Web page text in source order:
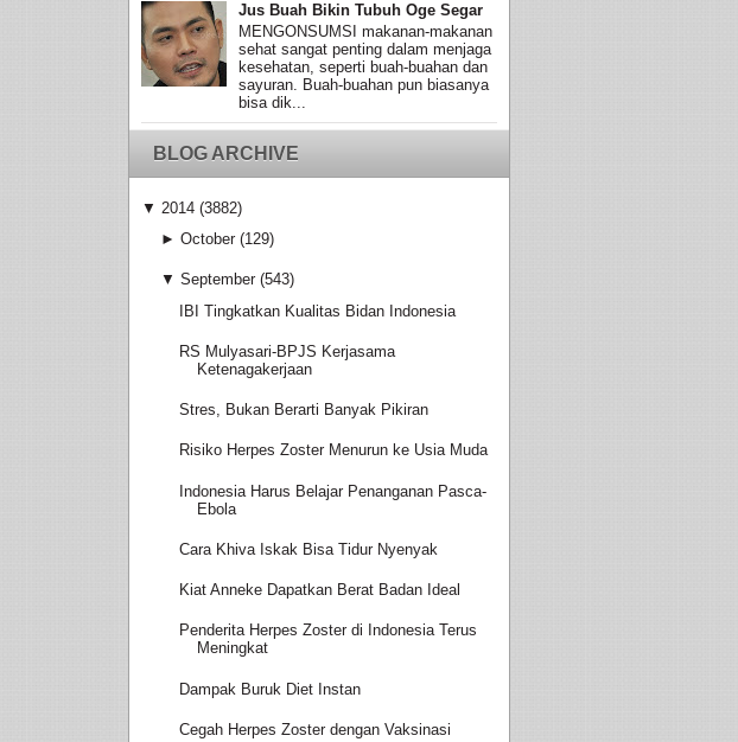
Jus Buah Bikin Tubuh Oge Segar
MENGONSUMSI makanan-makanan
sehat sangat penting dalam menjaga
kesehatan, seperti buah-buahan dan
sayuran. Buah-buahan pun biasanya
bisa dik...
BLOG ARCHIVE
▼ 2014 (3882)
► October (129)
▼ September (543)
IBI Tingkatkan Kualitas Bidan Indonesia
RS Mulyasari-BPJS Kerjasama
Ketenagakerjaan
Stres, Bukan Berarti Banyak Pikiran
Risiko Herpes Zoster Menurun ke Usia Muda
Indonesia Harus Belajar Penanganan Pasca-
Ebola
Cara Khiva Iskak Bisa Tidur Nyenyak
Kiat Anneke Dapatkan Berat Badan Ideal
Penderita Herpes Zoster di Indonesia Terus
Meningkat
Dampak Buruk Diet Instan
Cegah Herpes Zoster dengan Vaksinasi